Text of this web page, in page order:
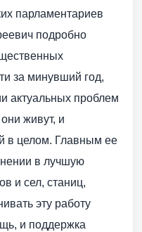
парламентариев
подробно
за минувший год,
актуальных проблем
живут, и
в целом. Главным ее
в лучшую
и сел, станиц,
эту работу
и поддержка